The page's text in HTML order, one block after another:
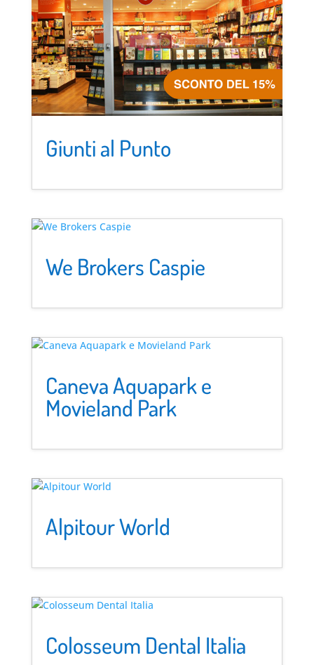
Giunti al Punto
We Brokers Caspie
Caneva Aquapark e
Movieland Park
Alpitour World
Colosseum Dental Italia